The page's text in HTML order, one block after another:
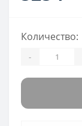
Количество:
-